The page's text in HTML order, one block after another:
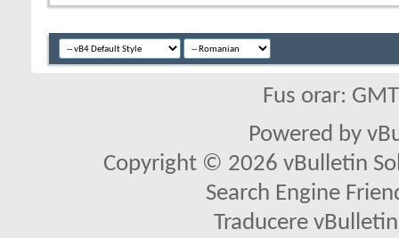
Fus orar:
Powered by
Copyright © 2026 vBulletin
Search Engine
Traducere